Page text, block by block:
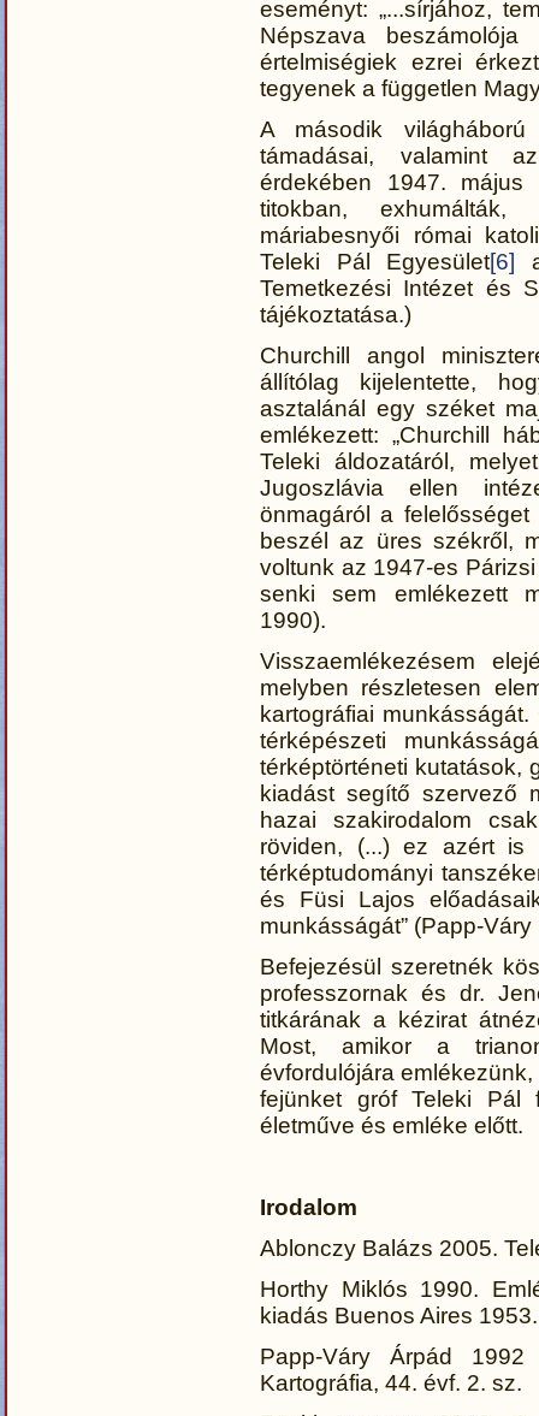
eseményt: „...sírjához,
Népszava
értelmiségiek ezrei
tegyenek a független
A második
támadásai, valamint
érdekében 1947.
titokban,
máriabesnyői római
Teleki Pál Egyesület[6]
Temetkezési Intézet és
tájékoztatása.)
Churchill angol
állítólag kijelentette,
asztalánál egy széket
emlékezett: „Churchill
Teleki áldozatáról,
Jugoszlávia ellen
önmagáról a
beszél az üres székről,
voltunk az 1947-es
senki sem emlékezett
1990).
Visszaemlékezésem
melyben részletesen
kartográfiai
térképészeti
térképtörténeti kutatások,
kiadást segítő szervező
hazai szakirodalom
röviden, (...) ez azért is
térképtudományi
és Füsi Lajos
munkásságát” (Papp-Váry
Befejezésül szeretnék
professzornak és dr.
titkárának a kézirat
Most, amikor a
évfordulójára
fejünket gróf Teleki Pál
életműve és emléke előtt.
Irodalom
Ablonczy Balázs 2005.
Horthy Miklós 1990.
kiadás Buenos Aires 1953.
Papp-Váry Árpád
Kartográfia, 44. évf. 2. sz.